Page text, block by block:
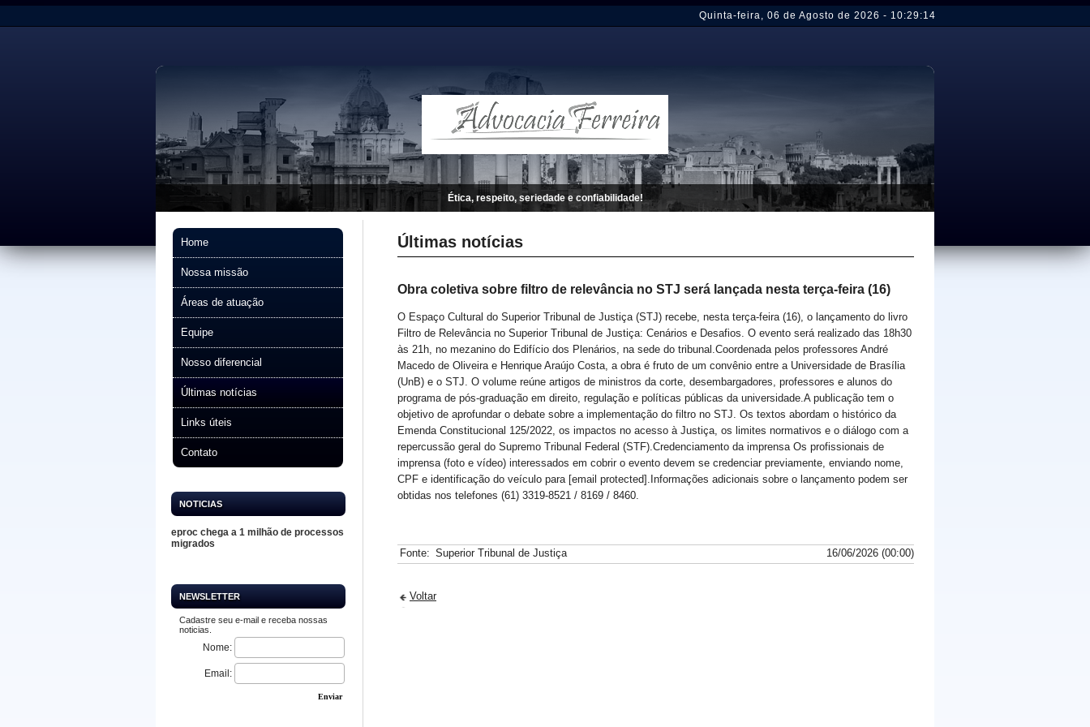
Quinta-feira, 06 de Agosto de 2026 - 10:29:14
Ética, respeito, seriedade e confiabilidade!
Home
Nossa missão
Áreas de atuação
Equipe
Nosso diferencial
Últimas notícias
Links úteis
Contato
NOTICIAS
eproc chega a 1 milhão de processos
migrados
NEWSLETTER
Cadastre seu e-mail e receba nossas
noticias.
Nome:
Email:
Enviar
Últimas notícias
Obra coletiva sobre filtro de relevância no STJ será lançada nesta terça-feira (16)
​O Espaço Cultural do Superior Tribunal de Justiça (STJ) recebe, nesta terça-feira (16), o lançamento do livro
Filtro de Relevância no Superior Tribunal de Justiça: Cenários e Desafios. O evento será realizado das 18h30
às 21h, no mezanino do Edifício dos Plenários, na sede do tribunal.Coordenada pelos professores André
Macedo de Oliveira e Henrique Araújo Costa, a obra é fruto de um convênio entre a Universidade de Brasília
(UnB) e o STJ. O volume reúne artigos de ministros da corte, desembargadores, professores e alunos do
programa de pós-graduação em direito, regulação e políticas públicas da universidade.A publicação tem o
objetivo de aprofundar o debate sobre a implementação do filtro no STJ. Os textos abordam o histórico da
Emenda Constitucional 125/2022, os impactos no acesso à Justiça, os limites normativos e o diálogo com a
repercussão geral do Supremo Tribunal Federal (STF).Credenciamento da imprensa Os profissionais de
imprensa (foto e vídeo) interessados em cobrir o evento devem se credenciar previamente, enviando nome,
CPF e identificação do veículo para [email protected].Informações adicionais sobre o lançamento podem ser
obtidas nos telefones (61) 3319-8521 / 8169 / 8460.
Fonte: Superior Tribunal de Justiça 16/06/2026 (00:00)
Voltar